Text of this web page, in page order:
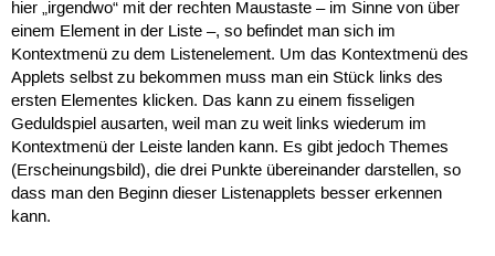
hier „irgendwo“ mit der rechten Maustaste – im Sinne von über
einem Element in der Liste –, so befindet man sich im
Kontextmenü zu dem Listenelement. Um das Kontextmenü des
Applets selbst zu bekommen muss man ein Stück links des
ersten Elementes klicken. Das kann zu einem fisseligen
Geduldspiel ausarten, weil man zu weit links wiederum im
Kontextmenü der Leiste landen kann. Es gibt jedoch Themes
(Erscheinungsbild), die drei Punkte übereinander darstellen, so
dass man den Beginn dieser Listenapplets besser erkennen
kann.